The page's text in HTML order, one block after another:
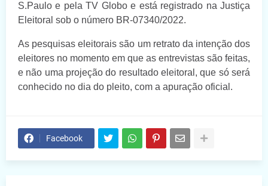
S.Paulo e pela TV Globo e está registrado na Justiça
Eleitoral sob o número BR-07340/2022.
As pesquisas eleitorais são um retrato da intenção dos
eleitores no momento em que as entrevistas são feitas,
e não uma projeção do resultado eleitoral, que só será
conhecido no dia do pleito, com a apuração oficial.
Facebook